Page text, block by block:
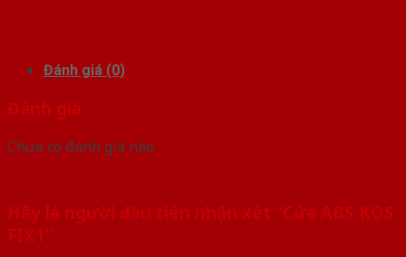
Đánh giá (0)
Đánh giá
Chưa có đánh giá nào.
Hãy là người đầu tiên nhận xét “Cửa ABS KOS
FIX1”